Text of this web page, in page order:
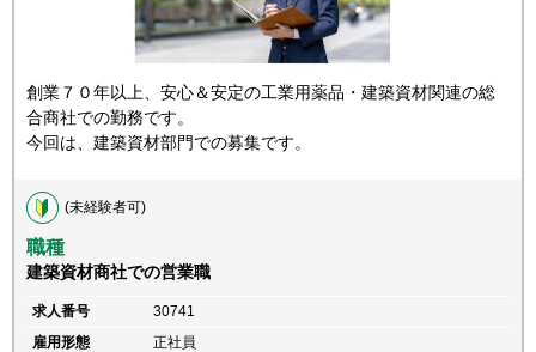
創業７０年以上、安心＆安定の工業用薬品・建築資材関連の総
合商社での勤務です。
今回は、建築資材部門での募集です。
(未経験者可)
職種
建築資材商社での営業職
求人番号
30741
雇用形態
正社員